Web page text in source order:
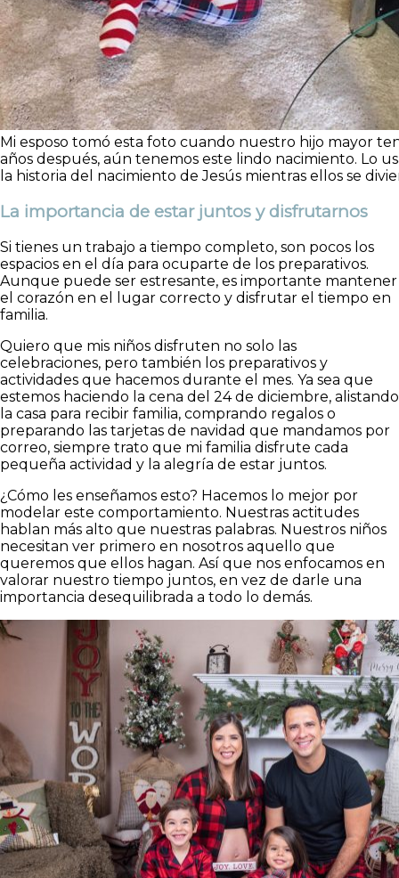
Mi esposo tomó esta foto cuando nuestro hijo mayor
años después, aún tenemos este lindo nacimiento. Lo
la historia del nacimiento de Jesús mientras ellos se
La importancia de estar juntos y disfrutarnos
Si tienes un trabajo a tiempo completo, son pocos los
espacios en el día para ocuparte de los preparativos.
Aunque puede ser estresante, es importante mantener
el corazón en el lugar correcto y disfrutar el tiempo en
familia.
Quiero que mis niños disfruten no solo las
celebraciones, pero también los preparativos y
actividades que hacemos durante el mes. Ya sea que
estemos haciendo la cena del 24 de diciembre, alistando
la casa para recibir familia, comprando regalos o
preparando las tarjetas de navidad que mandamos por
correo, siempre trato que mi familia disfrute cada
pequeña actividad y la alegría de estar juntos.
¿Cómo les enseñamos esto? Hacemos lo mejor por
modelar este comportamiento. Nuestras actitudes
hablan más alto que nuestras palabras. Nuestros niños
necesitan ver primero en nosotros aquello que
queremos que ellos hagan. Así que nos enfocamos en
valorar nuestro tiempo juntos, en vez de darle una
importancia desequilibrada a todo lo demás.